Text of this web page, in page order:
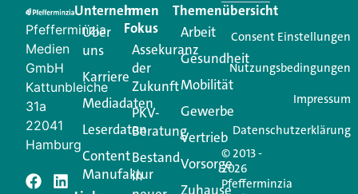
Creator für Ihre Kundenkommunikation. Alles, was
Ihren Vertriebsalltag leichter macht. Mit nur einem
Login.
Jetzt anmelden
Pfefferminzia
Medien
GmbH
Kattunbleiche
31a
22041
Hamburg
Unternehmen
Über
uns
Karriere
Mediadaten
Leserdaten
Content
Manufaktur
Im
Fokus
Assekuranz
der
Zukunft
PKV-
Beratung
Bestand
in
Themenübersicht
Arbeit
Gesundheit
Mobilität
Gewerbe
Vertrieb
Vorsorge
Zuhause
© 2013 -
2026
Pfefferminzia
Consent Einstellungen
Nutzungsbedingungen
Impressum
Datenschutzerklärung